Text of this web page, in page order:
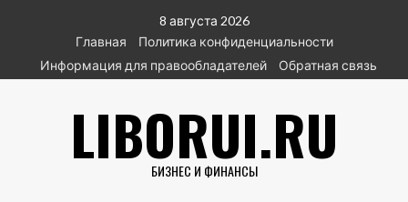
содержимому
8 августа 2026
Главная
Политика конфиденциальности
Информация для правообладателей
Обратная связь
LIBORUI.RU
БИЗНЕС И ФИНАНСЫ